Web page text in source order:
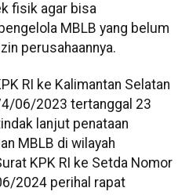
fisik agar bisa
MBLB yang belum
perusahaannya.
RI ke Kalimantan Selatan
06/2023 tertanggal 23
lanjut penataan
MBLB di wilayah
KPK RI ke Setda Nomor
2024 perihal rapat